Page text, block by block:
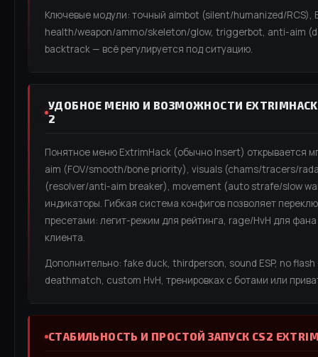
Ключевые модули: точный aimbot (silent/humanized/RCS),
health/weapon/ammo/skeleton/glow, triggerbot, anti-aim
backtrack — всё регулируется под ситуацию.
УДОБНОЕ МЕНЮ И ВОЗМОЖНОСТИ EXTRIMHACK
2
Понятное меню ExtrimHack (обычно Insert) открывается
aim (FOV/smooth/bone priority), visuals (chams/tracers/
(resolver/anti-aim breaker), movement (auto strafe/slow
индикаторы. Гибкая система конфигов позволяет
пресетами: легит-режим для рейтинга, rage/HvH для
клиента.
Дополнительно: fake duck, thirdperson, sound ESP, no
deathmatch, custom HvH, тренировках с ботами или
СТАБИЛЬНОСТЬ И ПРОСТОЙ ЗАПУСК CS2